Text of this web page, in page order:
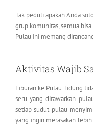
Tak peduli apakah Anda
grup komunitas, semua
Pulau ini memang
Aktivitas Wajib
Liburan ke Pulau Tidung
seru yang ditawarkan
setiap sudut pulau
yang ingin merasakan